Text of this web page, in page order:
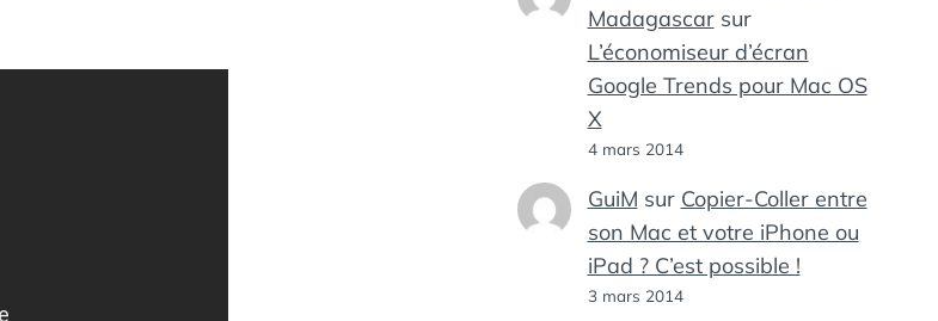
Madagascarsur
L’économiseur d’écran
Google Trends pour Mac OS
X
4 mars 2014
GuiM sur Copier-Coller entre
son Mac et votre iPhone ou
iPad ? C’est possible !
3 mars 2014